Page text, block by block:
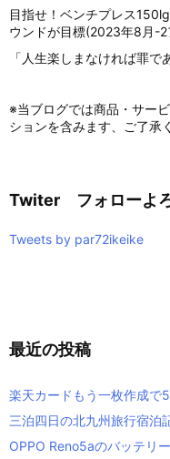
目指せ！ベンチプレス
ウンドが目標(2023年8月-2
「人生楽しまなければ罪で
※当ブログでは商品・サー
ションを含みます、ご了承
Twiter フォローよ
Tweets by par72ikeike
最近の投稿
楽天カードもう一枚作成で
三泊四日の北九州旅行宿泊
OPPO Reno5aのバッテリ